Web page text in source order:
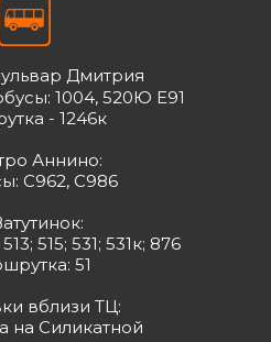
Дмитрия
1004, 520Ю Е91
- 1246к
Аннино:
С962, С986
515; 531; 531к; 876
51
вблизи ТЦ:
на Силикатной